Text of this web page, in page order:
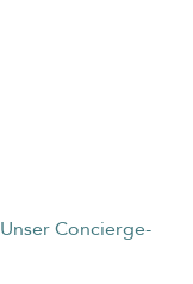
Unser Concierge-